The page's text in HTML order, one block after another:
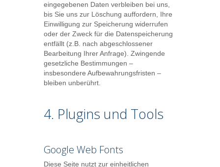
eingegebenen Daten verbleiben bei uns,
bis Sie uns zur Löschung auffordern, Ihre
Einwilligung zur Speicherung widerrufen
oder der Zweck für die Datenspeicherung
entfällt (z.B. nach abgeschlossener
Bearbeitung Ihrer Anfrage). Zwingende
gesetzliche Bestimmungen –
insbesondere Aufbewahrungsfristen –
bleiben unberührt.
4. Plugins und Tools
Google Web Fonts
Diese Seite nutzt zur einheitlichen